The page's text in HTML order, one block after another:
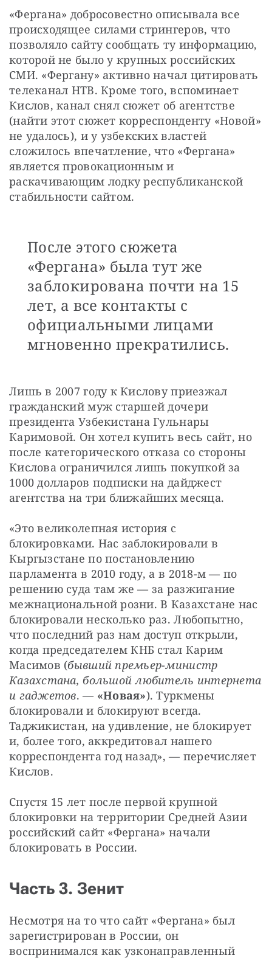
«Фергана» добросовестно описывала все
происходящее силами стрингеров, что
позволяло сайту сообщать ту информацию,
которой не было у крупных российских
СМИ. «Фергану» активно начал цитировать
телеканал НТВ. Кроме того, вспоминает
Кислов, канал снял сюжет об агентстве
(найти этот сюжет корреспонденту «Новой»
не удалось), и у узбекских властей
сложилось впечатление, что «Фергана»
является провокационным и
раскачивающим лодку республиканской
стабильности сайтом.
После этого сюжета
«Фергана» была тут же
заблокирована почти на 15
лет, а все контакты с
официальными лицами
мгновенно прекратились.
Лишь в 2007 году к Кислову приезжал
гражданский муж старшей дочери
президента Узбекистана Гульнары
Каримовой. Он хотел купить весь сайт, но
после категорического отказа со стороны
Кислова ограничился лишь покупкой за
1000 долларов подписки на дайджест
агентства на три ближайших месяца.
«Это великолепная история с
блокировками. Нас заблокировали в
Кыргызстане по постановлению
парламента в 2010 году, а в 2018-м — по
решению суда там же — за разжигание
межнациональной розни. В Казахстане нас
блокировали несколько раз. Любопытно,
что последний раз нам доступ открыли,
когда председателем КНБ стал Карим
Масимов (бывший премьер-министр
Казахстана, большой любитель интернета
и гаджетов. — «Новая»). Туркмены
блокировали и блокируют всегда.
Таджикистан, на удивление, не блокирует
и, более того, аккредитовал нашего
корреспондента год назад», — перечисляет
Кислов.
Спустя 15 лет после первой крупной
блокировки на территории Средней Азии
российский сайт «Фергана» начали
блокировать в России.
Часть 3. Зенит
Несмотря на то что сайт «Фергана» был
зарегистрирован в России, он
воспринимался как узконаправленный